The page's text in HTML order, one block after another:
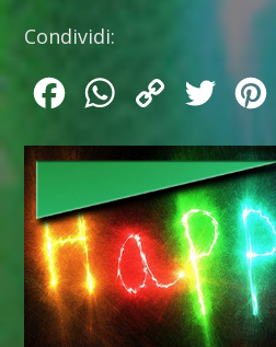
Condividi:
FacebookWhatsApp
Copy
Twitter